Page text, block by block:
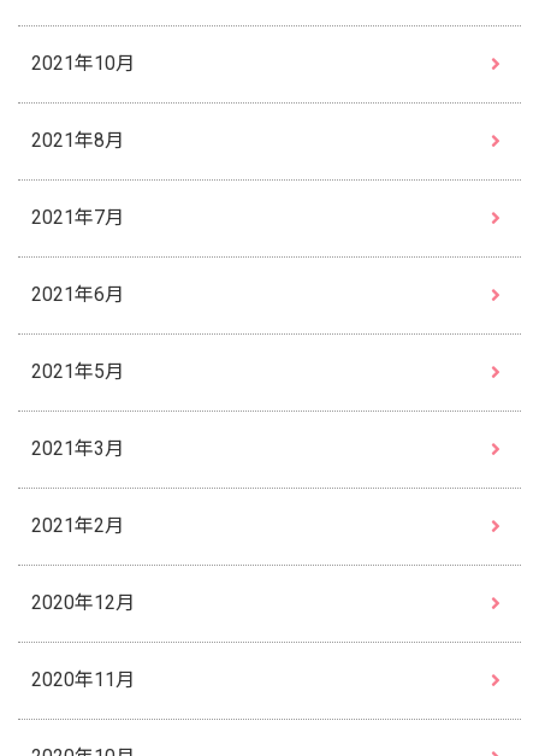
2021年10月
2021年8月
2021年7月
2021年6月
2021年5月
2021年3月
2021年2月
2020年12月
2020年11月